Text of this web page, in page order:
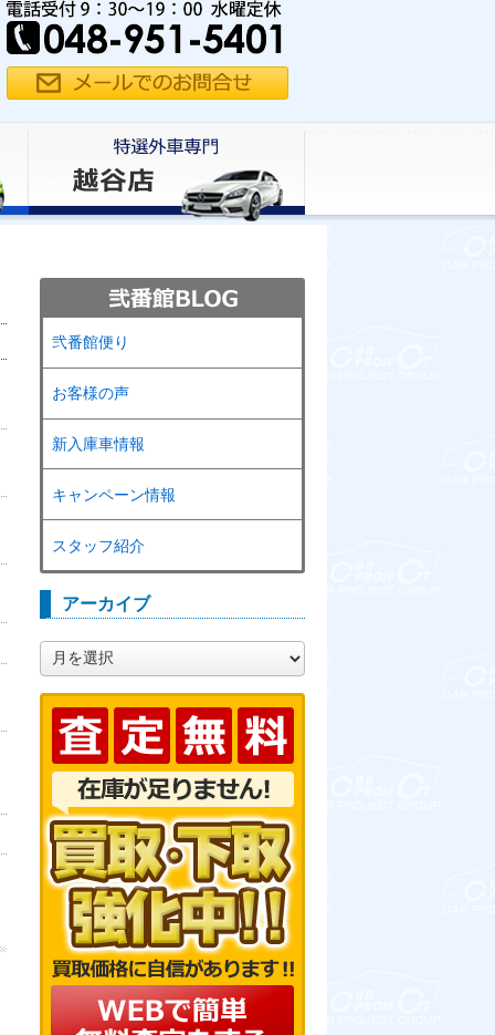
弐番館便り
お客様の声
新入庫車情報
キャンペーン情報
スタッフ紹介
アーカイブ
ー
カ